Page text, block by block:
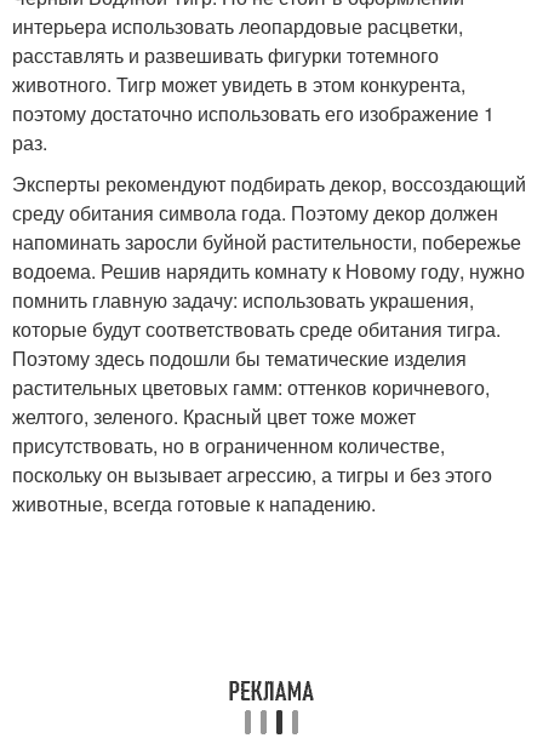
интерьера использовать леопардовые расцветки,
расставлять и развешивать фигурки тотемного
животного. Тигр может увидеть в этом конкурента,
поэтому достаточно использовать его изображение 1
раз.
Эксперты рекомендуют подбирать декор, воссоздающий
среду обитания символа года. Поэтому декор должен
напоминать заросли буйной растительности, побережье
водоема. Решив нарядить комнату к Новому году, нужно
помнить главную задачу: использовать украшения,
которые будут соответствовать среде обитания тигра.
Поэтому здесь подошли бы тематические изделия
растительных цветовых гамм: оттенков коричневого,
желтого, зеленого. Красный цвет тоже может
присутствовать, но в ограниченном количестве,
поскольку он вызывает агрессию, а тигры и без этого
животные, всегда готовые к нападению.